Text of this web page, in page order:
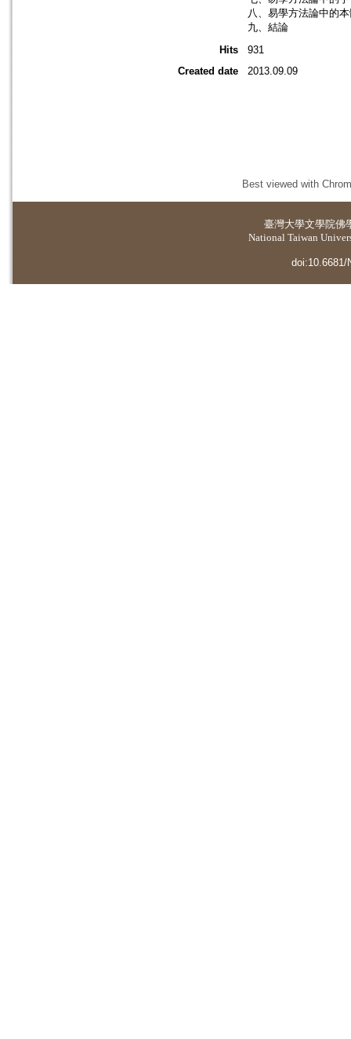
八、易學方法論中的
九、結論
Hits
931
Created date
2013.09.09
Best viewed with
臺灣大學文學院佛
National Taiwan
doi:10.6681/